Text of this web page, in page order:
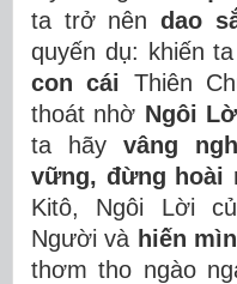
ta trở nên dao
quyến dụ: khiến
con cái Thiên
thoát nhờ Ngôi
ta hãyvâng
vững, đừng hoài
Kitô, Ngôi Lời
Người và hiến
thơm tho ngào